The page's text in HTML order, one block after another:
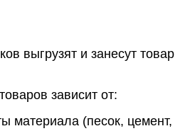
выгрузят и занесут товар
зависит от:
материала (песок, цемент,